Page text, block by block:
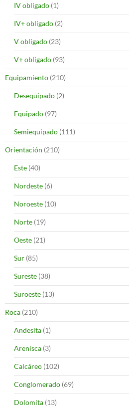
IV obligado (1)
IV+ obligado (2)
V obligado (23)
V+ obligado (93)
Equipamiento (210)
Desequipado (2)
Equipado (97)
Semiequipado (111)
Orientación (210)
Este (40)
Nordeste (6)
Noroeste (10)
Norte (19)
Oeste (21)
Sur (85)
Sureste (38)
Suroeste (13)
Roca (210)
Andesita (1)
Arenisca (3)
Calcáreo (102)
Conglomerado (69)
Dolomita (13)